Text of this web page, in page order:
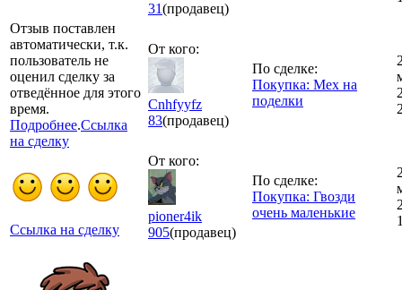
31(продавец)
Отзыв поставлен
автоматически, т.к.
пользователь не
оценил сделку за
отведённое для этого
время.
Подробнее.Ссылка
на сделку
От кого:
Cnhfyyfz
83(продавец)
По сделке:
Покупка: Мех на
поделки
Ссылка на сделку
От кого:
pioner4ik
905(продавец)
По сделке:
Покупка: Гвозди
очень маленькие